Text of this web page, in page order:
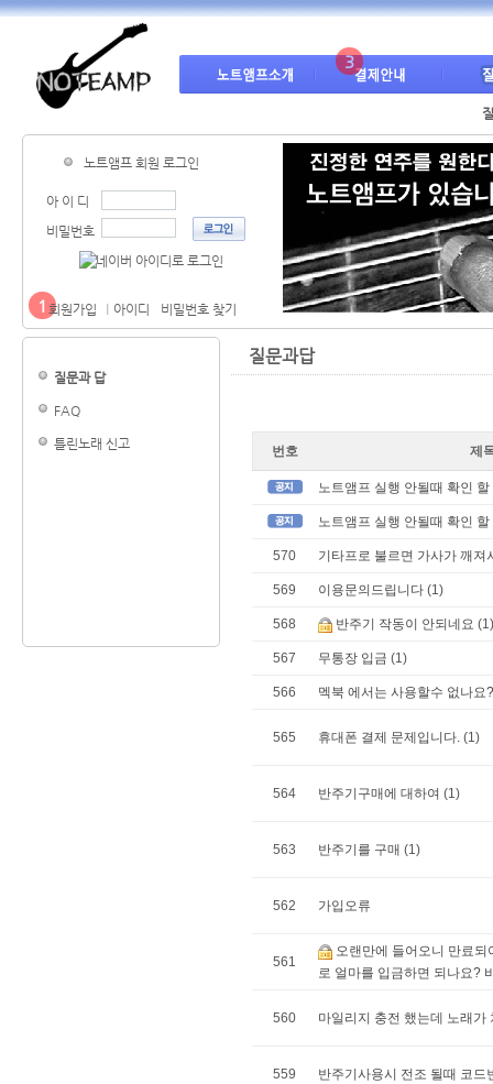
3
노트앰프 회원 로그인
아 이 디
비밀번호
1 회원가입 아이디 비밀번호 찾기
질문과 답
FAQ
틀린노래 신고
질문과답
번호 제
노트앰프 실행 안될때 확인
노트앰프 실행 안될때 확인 할
570 기타프로 불르면 가사가 깨져
569 이용문의드립니다 (1)
568 반주기 작동이 안되네요 (1)
567 무통장 입금 (1)
566 멕북 에서는 사용할수 없나요
565 휴대폰 결제 문제입니다. (1)
564 반주기구매에 대하여 (1)
563 반주기를 구매 (1)
562 가입오류
561
오랜만에 들어오니 만료
로 얼마를 입금하면 되나요?
560 마일리지 충전 했는데 노래가
559 반주기사용시 전조 될때 코드